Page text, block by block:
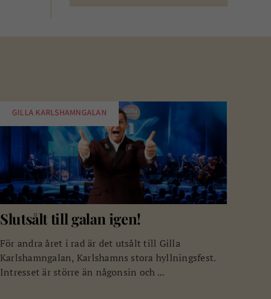
GILLA KARLSHAMNGALAN
Slutsålt till galan igen!
För andra året i rad är det utsålt till Gilla
Karlshamngalan, Karlshamns stora hyllningsfest.
Intresset är större än någonsin och ...